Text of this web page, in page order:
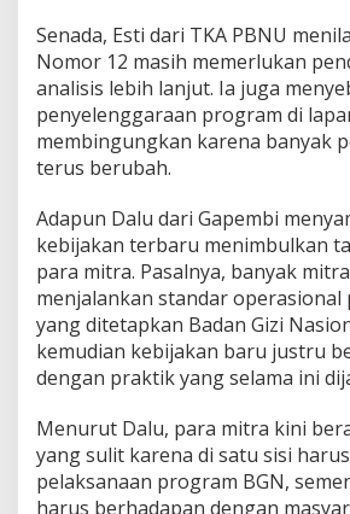
Senada, Esti dari TKA PBNU
Nomor 12 masih memerlukan
analisis lebih lanjut. Ia juga
penyelenggaraan program di
membingungkan karena banyak
terus berubah.
Adapun Dalu dari Gapembi
kebijakan terbaru menimbulkan
para mitra. Pasalnya, banyak
menjalankan standar operasional
yang ditetapkan Badan Gizi
kemudian kebijakan baru justru
dengan praktik yang selama ini
Menurut Dalu, para mitra kini
yang sulit karena di satu sisi
pelaksanaan program BGN,
harus berhadapan dengan